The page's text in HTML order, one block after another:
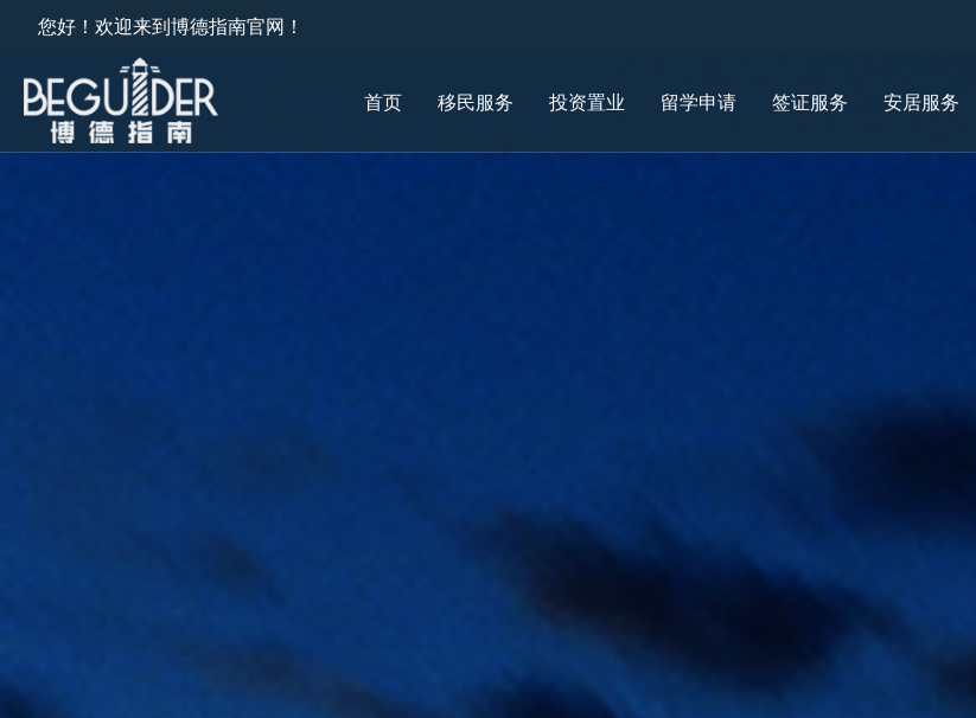
您好！欢迎来到博德指南官网！
首页 移民服务 投资置业 留学申请 签证服务 安居服务